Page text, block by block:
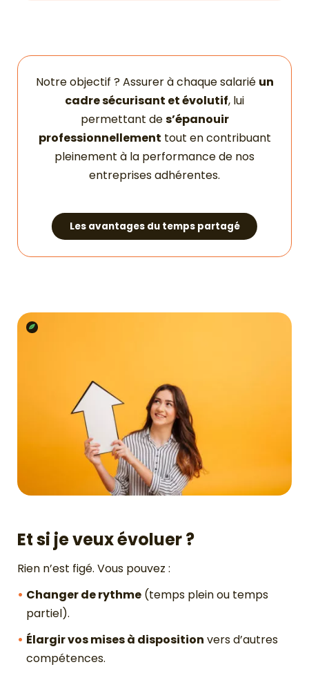
Notre objectif ? Assurer à chaque salarié un
cadre sécurisant et évolutif, lui
permettant des’épanouir
professionnellement tout en contribuant
pleinement à la performance de nos
entreprises adhérentes.
Les avantages du temps partagé
Et si je veux évoluer ?
Rien n’est figé. Vous pouvez :
Changer de rythme(temps plein ou temps
partiel).
Élargir vos mises à disposition vers d’autres
compétences.